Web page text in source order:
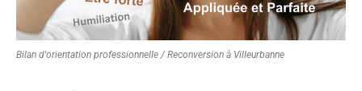
Bilan d'orientation professionnelle / Reconversion à Villeurbanne